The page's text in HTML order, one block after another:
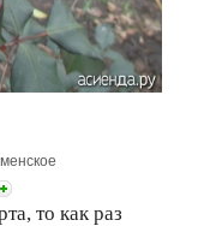
то как раз